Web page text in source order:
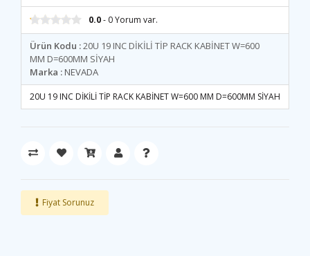
0.0- 0 Yorum var.
Ürün Kodu :20U 19 INC DİKİLİ TİP RACK KABİNET W=600
MM D=600MM SİYAH
Marka :NEVADA
20U 19 INC DİKİLİ TİP RACK KABİNET W=600 MM D=600MM SİYAH
Fiyat Sorunuz